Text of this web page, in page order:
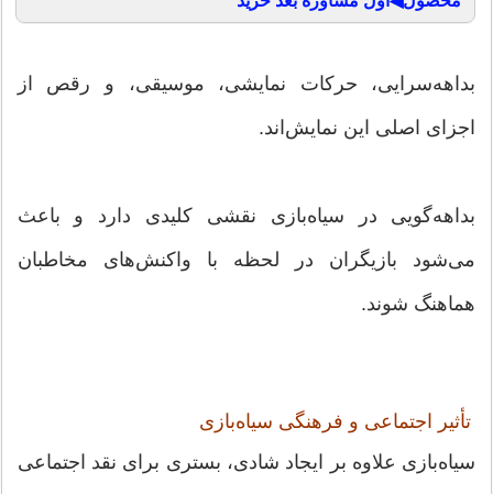
بداهه‌سرایی، حرکات نمایشی، موسیقی، و رقص از
اجزای اصلی این نمایش‌اند.
بداهه‌گویی در سیاه‌بازی نقشی کلیدی دارد و باعث
می‌شود بازیگران در لحظه با واکنش‌های مخاطبان
هماهنگ شوند.
تأثیر اجتماعی و فرهنگی سیاه‌بازی
سیاه‌بازی علاوه بر ایجاد شادی، بستری برای نقد اجتماعی